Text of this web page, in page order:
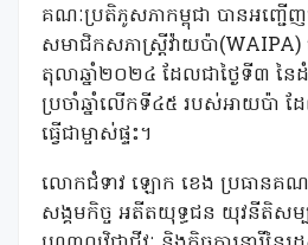
គណៈប្រតិភូសភាកម្ពុជា បានអញ្ជើ
សមាជិកសភាស្រ្តីវ៉ាយប៉ា
តុលាឆ្នាំ២០២៤ ដែលជាថ្ងៃទី៣ នៃ
ប្រចាំឆ្នាំលើកទី៤៥ របស់អាយប៉ា ដ
ធ្វើជាម្ចាស់ផ្ទះ។
លោកជំទាវ ឡោក ខេង ប្រធានគណ
សង្គមកិច្ច អតីតយុទ្ធជន យុវនីតិសម្ប